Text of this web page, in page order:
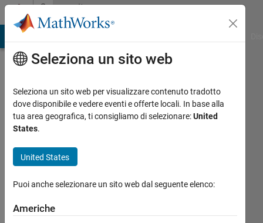
Vai al contenutoCommunity
Profile
Farshid
Daryabor
Last
oltre 2
Attivo
Seleziona un sito web
Seleziona un sito web per visualizzare contenuto tradotto
dove disponibile e vedere eventi e offerte locali. In base alla
tua area geografica, ti consigliamo di selezionare:United
States.
United States
Puoi anche selezionare un sito web dal seguente elenco:
Americhe